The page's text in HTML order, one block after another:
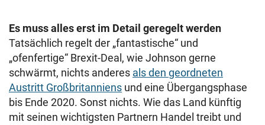
Es muss alles erst im Detail geregelt werden
Tatsächlich regelt der „fantastische“ und
„ofenfertige“ Brexit-Deal, wie Johnson gerne
schwärmt, nichts anderes als den geordneten
Austritt Großbritanniens und eine Übergangsphase
bis Ende 2020. Sonst nichts. Wie das Land künftig
mit seinen wichtigsten Partnern Handel treibt und